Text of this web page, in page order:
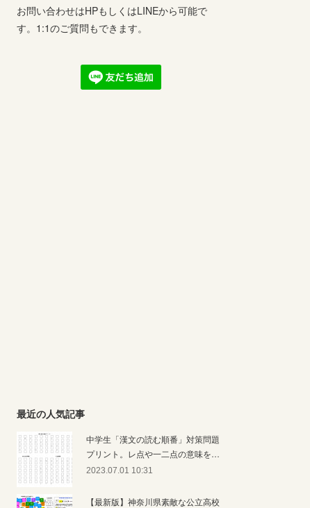
お問い合わせはHPもしくはLINEから可能で
す。1:1のご質問もできます。
最近の人気記事
中学生「漢文の読む順番」対策問題
プリント。レ点や一二点の意味を…
2023.07.01 10:31
【最新版】神奈川県素敵な公立高校